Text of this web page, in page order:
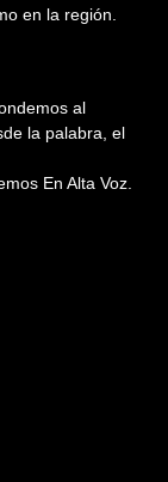
en la región.
al
la palabra, el
En Alta Voz.